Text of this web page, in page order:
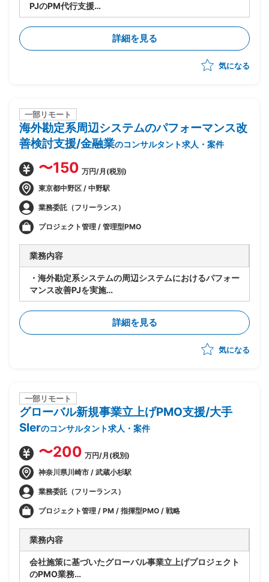
PJのPM代行支援
・製品選定から導入までを実施
・現行システムの課題分析、業務要件整理、要件定義
・RFP作成、ベンダー選定および管理
・PJ計画策定、進捗・リスク管理、品質管理
・システム設計、開発、テスト計画・実施、データ移
詳細を見る
気になる
一部リモート
海外勘定系周辺システムのパフォーマンス改
善検討支援/金融業のコンサルタント求人・案件
〜150 万円/月(税別)
東京都中野区 / 中野駅
業務委託（フリーランス）
プロジェクト管理 / 管理型PMO
業務内容
・海外勘定系システムの周辺システムにおけるパフォー
マンス改善PJを実施
・今期(基礎検討フェーズ)における、現存データを保持
しつつパフォーマンスを改善するソリューションの検討
詳細を見る
気になる
一部リモート
グローバル新規事業立上げPMO支援/大手
SIerのコンサルタント求人・案件
〜200 万円/月(税別)
神奈川県川崎市 / 武蔵小杉駅
業務委託（フリーランス）
プロジェクト管理 / PM / 指揮型PMO / 戦略
業務内容
会社施策に基づいたグローバル事業立上げプロジェクト
のPMO業務